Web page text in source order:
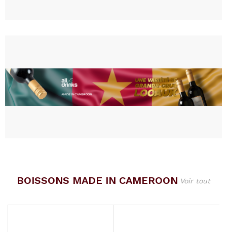
BOISSONS MADE IN CAMEROON Voir tout